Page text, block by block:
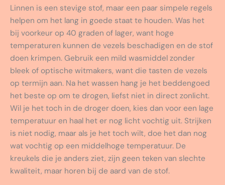
Linnen is een stevige stof, maar een paar simpele regels
helpen om het lang in goede staat te houden. Was het
bij voorkeur op 40 graden of lager, want hoge
temperaturen kunnen de vezels beschadigen en de stof
doen krimpen. Gebruik een mild wasmiddel zonder
bleek of optische witmakers, want die tasten de vezels
op termijn aan. Na het wassen hang je het beddengoed
het beste op om te drogen, liefst niet in direct zonlicht.
Wil je het toch in de droger doen, kies dan voor een lage
temperatuur en haal het er nog licht vochtig uit. Strijken
is niet nodig, maar als je het toch wilt, doe het dan nog
wat vochtig op een middelhoge temperatuur. De
kreukels die je anders ziet, zijn geen teken van slechte
kwaliteit, maar horen bij de aard van de stof.